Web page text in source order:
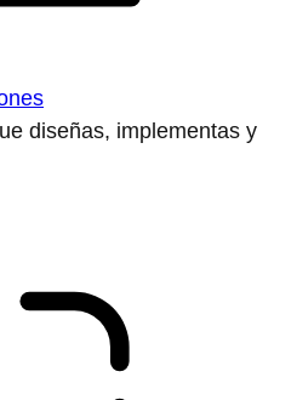
diseñas, implementas y